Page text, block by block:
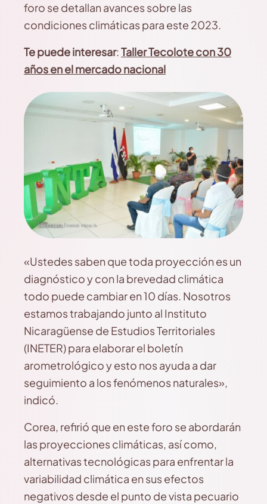
foro se detallan avances sobre las
condiciones climáticas para este 2023.
Te puede interesar:Taller Tecolote con 30
años en el mercado nacional
«Ustedes saben que toda proyección es un
diagnóstico y con la brevedad climática
todo puede cambiar en 10 días. Nosotros
estamos trabajando junto al Instituto
Nicaragüense de Estudios Territoriales
(INETER) para elaborar el boletín
arometrológico y esto nos ayuda a dar
seguimiento a los fenómenos naturales»,
indicó.
Corea, refirió que en este foro se abordarán
las proyecciones climáticas, así como,
alternativas tecnológicas para enfrentar la
variabilidad climática en sus efectos
negativos desde el punto de vista pecuario